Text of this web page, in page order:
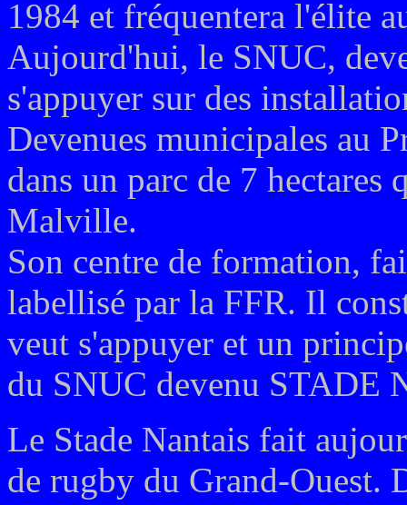
1984 et fréquentera l'élite
Aujourd'hui, le SNUC,
s'appuyer sur des
Devenues municipales au
dans un parc de 7
Malville.
Son centre de formation,
labellisé par la FFR. Il
veut s'appuyer et un
du SNUC devenu STADE
Le Stade Nantais fait
de rugby du Grand-Ouest.